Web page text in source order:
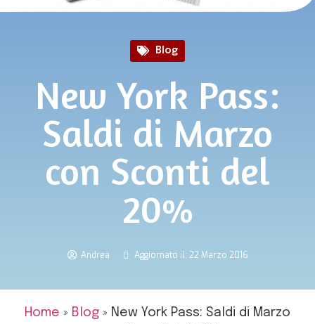
Blog
New York Pass:
Saldi di Marzo
con Sconti del
20%
Andrea Aggiornato il: 22 Marzo 2016
Home » Blog » New York Pass: Saldi di Marzo